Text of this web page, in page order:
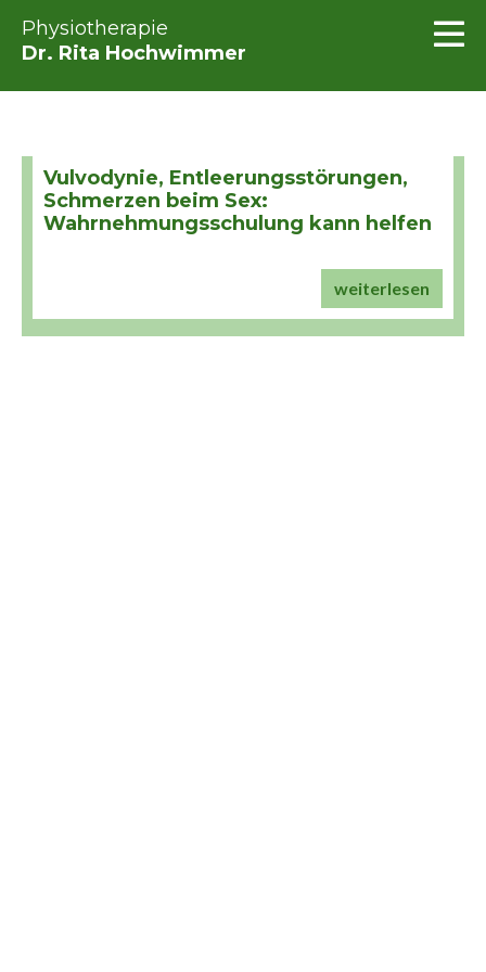
Physiotherapie
Dr. Rita Hochwimmer
Vulvodynie, Entleerungsstörungen,
Schmerzen beim Sex:
Wahrnehmungsschulung kann helfen
weiterlesen